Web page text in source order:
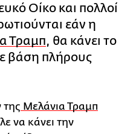
Οίκο και πολλοί
εάν η
Τραμπ, θα κάνει το
βάση πλήρους
της Μελάνια Τραμπ
να κάνει την